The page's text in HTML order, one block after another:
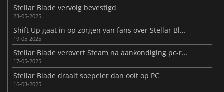
Stellar Blade vervolg bevestigd
23-05-2025
Shift Up gaat in op zorgen van fans over Stellar Blade PC-release
19-05-2025
Stellar Blade verovert Steam na aankondiging pc-release
17-05-2025
Stellar Blade draait soepeler dan ooit op PC
16-03-2025